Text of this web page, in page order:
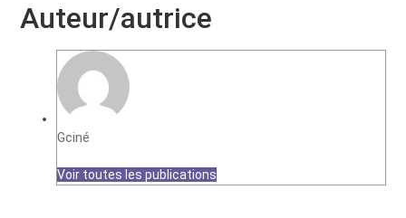
Auteur/autrice
Gciné
Voir toutes les publications